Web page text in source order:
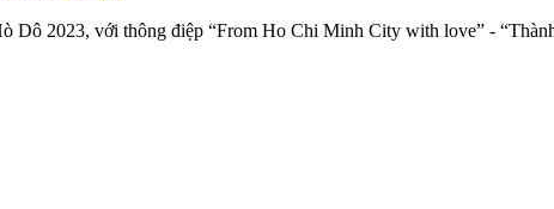
Dô 2023, với thông điệp “From Ho Chi Minh City with love” -